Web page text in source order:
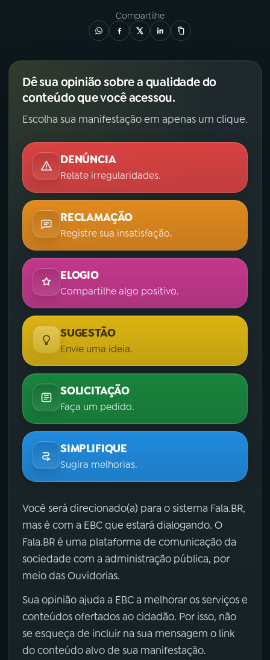
Compartilhe
Dê sua opinião sobre a qualidade do
conteúdo que você acessou.
Escolha sua manifestação em apenas um clique.
DENÚNCIA
Relate irregularidades.
RECLAMAÇÃO
Registre sua insatisfação.
ELOGIO
Compartilhe algo positivo.
SUGESTÃO
Envie uma ideia.
SOLICITAÇÃO
Faça um pedido.
SIMPLIFIQUE
Sugira melhorias.
Você será direcionado(a) para o sistema Fala.BR,
mas é com a EBC que estará dialogando. O
Fala.BR é uma plataforma de comunicação da
sociedade com a administração pública, por
meio das Ouvidorias.
Sua opinião ajuda a EBC a melhorar os serviços e
conteúdos ofertados ao cidadão. Por isso, não
se esqueça de incluir na sua mensagem o link
do conteúdo alvo de sua manifestação.